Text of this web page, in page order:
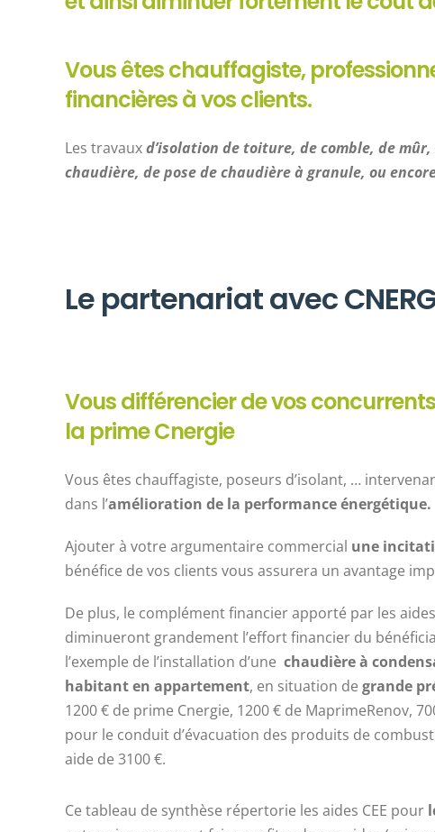
Vous êtes chauffagiste,
financières à vos clients.
Les travauxd’isolation de toiture, de comble, de
chaudière, de pose de chaudière à granule, ou
Le partenariat avec
Vous différencier de vos
la prime Cnergie
Vous êtes chauffagiste, poseurs d’isolant, …
dans l’amélioration de la performance énergétique.
Ajouter à votre argumentaire commercial une
bénéfice de vos clients vous assurera un avantage
De plus, le complément financier apporté par les
diminueront grandement l’effort financier du
l’exemple de l’installation d’une chaudière à
habitant en appartement, en situation de grande
1200 € de prime Cnergie, 1200 € de MaprimeRenov,
pour le conduit d’évacuation des produits de
aide de 3100 €.
Ce tableau de synthèse répertorie les aides CEE pour